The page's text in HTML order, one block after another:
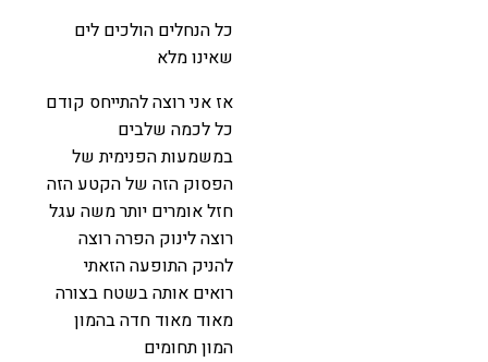
כל הנחלים הולכים לים
שאינו מלא
אז אני רוצה להתייחס קודם
כל לכמה שלבים
במשמעות הפנימית של
הפסוק הזה של הקטע הזה
חזל אומרים יותר משה עגל
רוצה לינוק הפרה רוצה
להניק התופעה הזאתי
רואים אותה בשטח בצורה
מאוד מאוד חדה בהמון
המון תחומים